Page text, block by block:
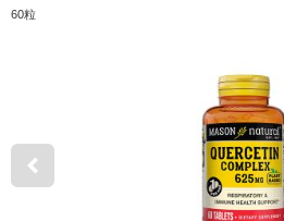
60粒